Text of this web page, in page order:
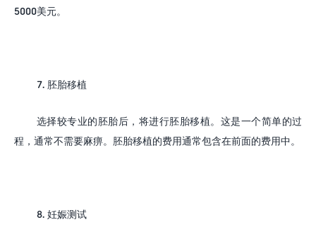
5000美元。
7. 胚胎移植
选择较专业的胚胎后，将进行胚胎移植。这是一个简单的过
程，通常不需要麻痹。胚胎移植的费用通常包含在前面的费用中。
8. 妊娠测试